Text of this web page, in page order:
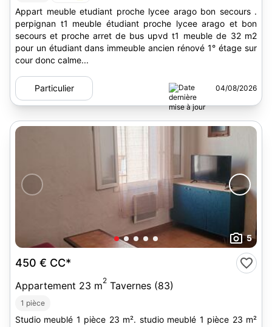
Appart meuble etudiant proche lycee arago bon secours .
perpignan t1 meuble étudiant proche lycee arago et bon
secours et proche arret de bus upvd t1 meuble de 32 m2
pour un étudiant dans immeuble ancien rénové 1° étage sur
cour donc calme...
Particulier 04/08/2026
5
450 € CC*
Appartement 23 m2 Tavernes (83)
1 pièce
Studio meublé 1 pièce 23 m². studio meublé 1 pièce 23 m²